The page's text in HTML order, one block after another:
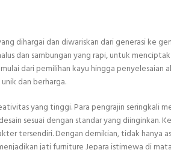
dihargai dan diwariskan dari generasi ke
dan sambungan yang rapi, untuk
dari pemilihan kayu hingga penyelesaian
dan berharga.
yang tinggi. Para pengrajin seringkali
sesuai dengan standar yang diinginkan.
tersendiri. Dengan demikian, tidak hanya